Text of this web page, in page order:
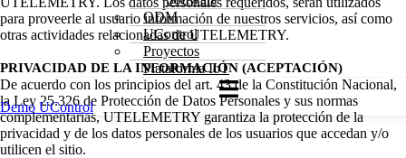
ODM
UControl
Proyectos
Plataforma IoT
Demo UControl
para proveerle al usuario información de nuestros servicios, así como
otras actividades relacionadas de UTELEMETRY.
PRIVACIDAD DE LA INFORMACIÓN (ACEPTACIÓN)
De acuerdo con los principios del art. 43 de la Constitución Nacional,
la Ley 25.326 de Protección de Datos Personales y sus normas
complementarias, UTELEMETRY garantiza la protección de la
privacidad y de los datos personales de los usuarios que accedan y/o
utilicen el sitio.